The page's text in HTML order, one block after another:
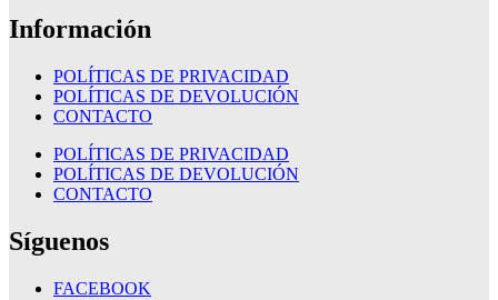
Información
POLÍTICAS DE PRIVACIDAD
POLÍTICAS DE DEVOLUCIÓN
CONTACTO
POLÍTICAS DE PRIVACIDAD
POLÍTICAS DE DEVOLUCIÓN
CONTACTO
Síguenos
FACEBOOK